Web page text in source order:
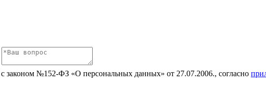
законом №152-ФЗ «О персональных данных» от 27.07.2006., согласно